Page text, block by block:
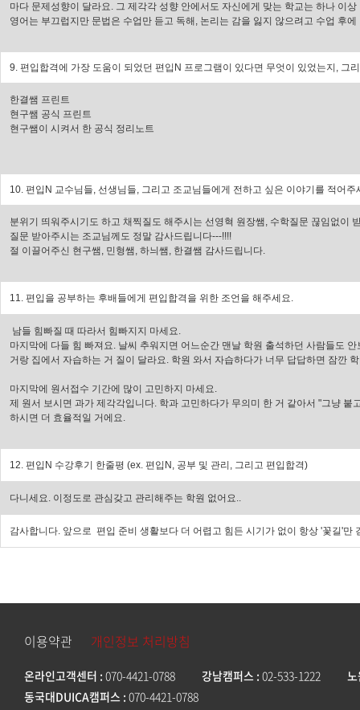
마다 문제성향이 달라요. 그 제각각 성향 안에서도 자신에게 맞는 학교는 하나 이상
영어는 부끄럽지만 문법은 수업만 듣고 독해, 논리는 감을 잃지 않으려고 수업 후
9. 편입합격에 가장 도움이 되었던 편입N 프로그램이 있다면 무엇이 있었는지, 그
한결쌤 프린트
현구쌤 공식 프린트
현구쌤이 시켜서 한 공식 정리노트
10. 편입N 교수님들, 선생님들, 그리고 조교님들에게 전하고 싶은 이야기를 적어주
분위기 띄워주시기도 하고 채찍질도 해주시는 선영혁 원장쌤, 수학질문 끊임없이
질문 받아주시는 조교님께도 정말 감사드립니다---!!!!
절 이끌어주신 현구쌤, 민형쌤, 하늬쌤, 한결쌤 감사드립니다.
11. 편입을 공부하는 후배들에게 편입합격을 위한 조언을 해주세요.
남들 힘빠질 때 따라서 힘빠지지 마세요.
마지막에 다들 힘 빠져요. 날씨 추워지면 어느순간 맨날 학원 출석하던 사람들도
거랑 집에서 자습하는 거 질이 달라요. 학원 와서 자습하다가 너무 답답하면 잠깐
마지막에 원서접수 기간에 많이 고민하지 마세요.
제 원서 보시면 과가 제각각입니다. 학과 고민하다가 무의미 한 거 같아서 "그냥
하시면 더 효율적일 거에요.
12. 편입N 수강후기 한줄평 (ex. 편입N, 공부 및 관리, 그리고 편입합격)
다니세요. 이정도로 관심갖고 관리해주는 학원 없어요..
감사합니다. 앞으로 편입 준비 생활보다 더 어렵고 힘든 시기가 없이 항상 '꽃길'
이용약관 개인정보 처리방침
온라인고객센터 070-4421-0788 강남캠퍼스 02-533-1222
동국대DUICA캠퍼스 070-4421-0788